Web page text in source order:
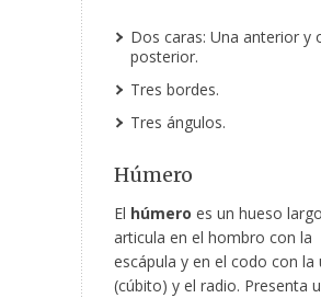
Dos caras: Una anterior y
posterior.
Tres bordes.
Tres ángulos.
Húmero
El húmero es un hueso
articula en el hombro con la
escápula y en el codo con la
(cúbito) y el radio. Presenta